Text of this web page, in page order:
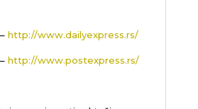
http://www.dailyexpress.rs/
http://www.postexpress.rs/